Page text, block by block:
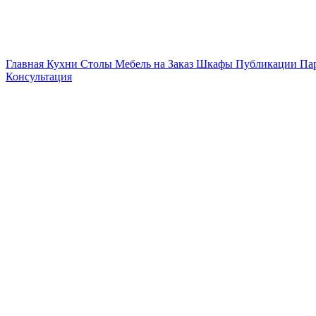
Главная Кухни Столы Мебель на Заказ Шкафы Публикации
Консультация